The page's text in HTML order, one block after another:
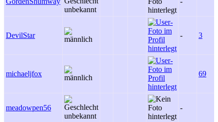
DevilStar - 3
michaeljfox 69
meadowpen56 -